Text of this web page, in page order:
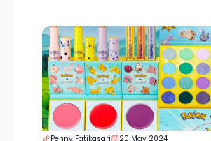
Penny Fatikasari 20 May 2024